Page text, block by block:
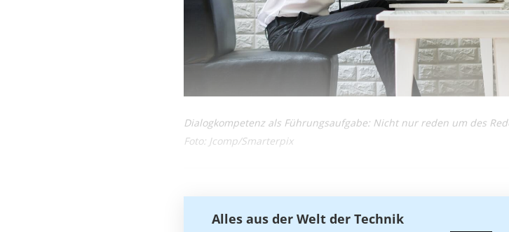
Dialogkompetenz als Führungsaufgabe: Nicht nur reden um des
Foto: Jcomp/Smarterpix
Alles aus der Welt der Technik